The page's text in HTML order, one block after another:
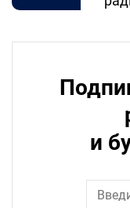
и